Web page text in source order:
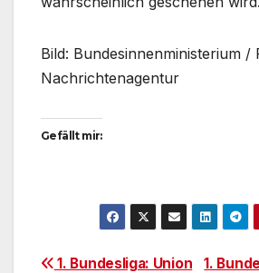
Bild: Bundesinnenministerium /
Nachrichtenagentur
Gefällt mir:
1.
1. Bundesliga: Union